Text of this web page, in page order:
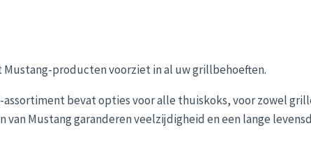
producten voorziet in al uw grillbehoeften.
bevat opties voor alle thuiskoks, voor zowel
Mustang garanderen veelzijdigheid en een lange